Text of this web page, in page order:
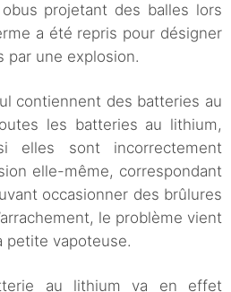
projetant des balles lors
a été repris pour désigner
par une explosion.
contiennent des batteries au
les batteries au lithium,
elles sont incorrectement
elle-même, correspondant
occasionner des brûlures
le problème vient
petite vapoteuse.
au lithium va en effet